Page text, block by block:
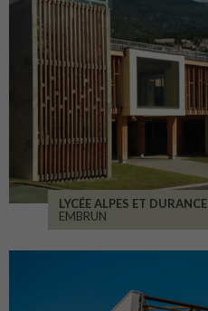
LYCÉE ALPES ET DURANCE
EMBRUN